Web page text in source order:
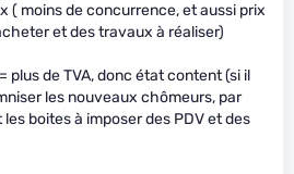
( moins de concurrence, et aussi prix
et des travaux à réaliser)
plus de TVA, donc état content (si il
les nouveaux chômeurs, par
boites à imposer des PDV et des